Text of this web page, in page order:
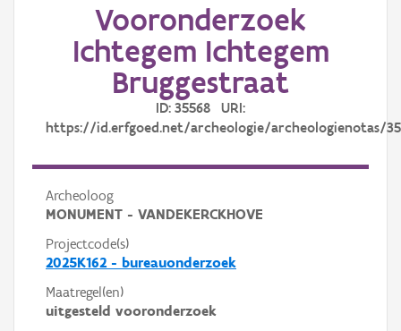
Vooronderzoek
Ichtegem Ichtegem
Bruggestraat
ID: 35568 URI:
https://id.erfgoed.net/archeologie/archeologienotas/
Archeoloog
MONUMENT - VANDEKERCKHOVE
Projectcode(s)
2025K162 - bureauonderzoek
Maatregel(en)
uitgesteld vooronderzoek